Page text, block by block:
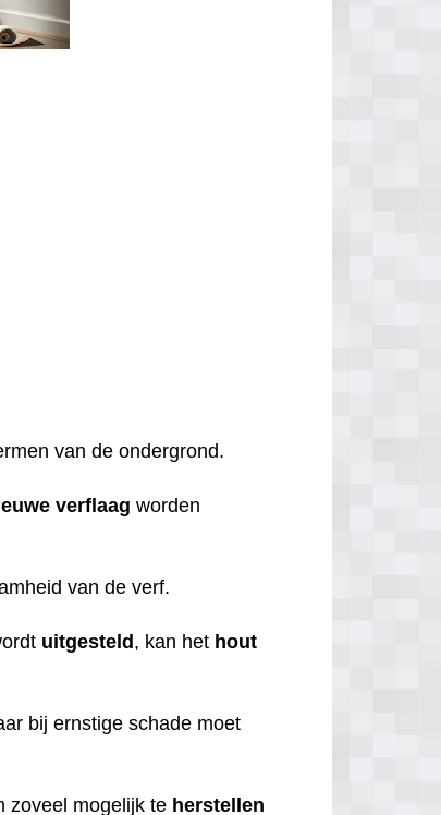
van de ondergrond.
verflaag worden
van de verf.
uitgesteld, kan het hout
bij ernstige schade moet
zoveel mogelijk te herstellen